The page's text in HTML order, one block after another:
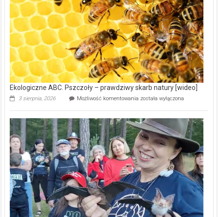
dofinansowaniem
ponad
15,6
mln
na
modernizację
oczyszczalni
ścieków
[wideo]
Ekologiczne ABC. Pszczoły – prawdziwy skarb natury [wideo]
3 sierpnia, 2026 Możliwość komentowania Ekologiczne
–
prawdziwy
skarb
natury
[wideo]
została wyłączona